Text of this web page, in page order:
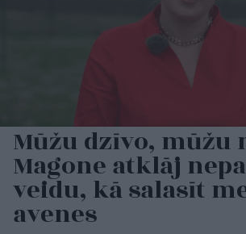
Mūžu dzīvo, mūžu
Magone atklāj
veidu, kā salasīt
avenes